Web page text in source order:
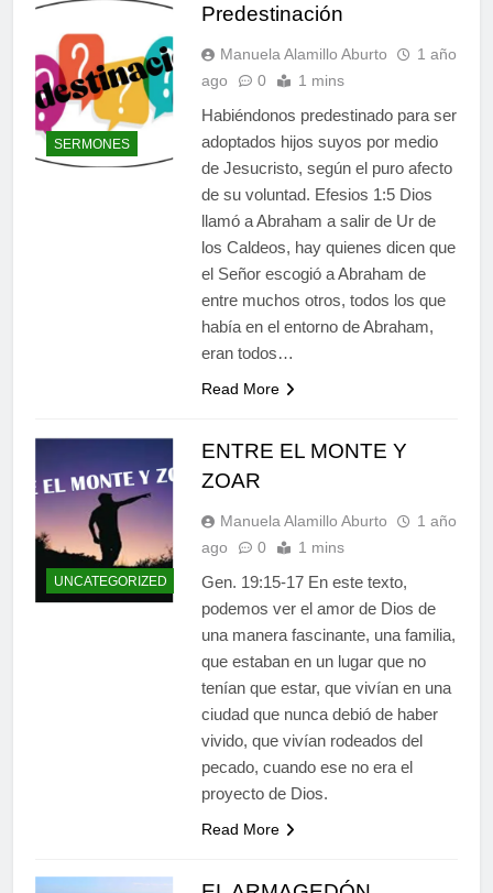
SERMONES
Predestinación
Manuela Alamillo Aburto
1 año
ago
0 1 mins
Habiéndonos predestinado para ser
adoptados hijos suyos por medio
de Jesucristo, según el puro afecto
de su voluntad. Efesios 1:5 Dios
llamó a Abraham a salir de Ur de
los Caldeos, hay quienes dicen que
el Señor escogió a Abraham de
entre muchos otros, todos los que
había en el entorno de Abraham,
eran todos…
Read More
UNCATEGORIZED
ENTRE EL MONTE Y
ZOAR
Manuela Alamillo Aburto
1 año
ago
0 1 mins
Gen. 19:15-17 En este texto,
podemos ver el amor de Dios de
una manera fascinante, una familia,
que estaban en un lugar que no
tenían que estar, que vivían en una
ciudad que nunca debió de haber
vivido, que vivían rodeados del
pecado, cuando ese no era el
proyecto de Dios.
Read More